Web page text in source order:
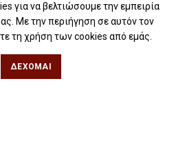
για να βελτιώσουμε την εμπειρία
Με την περιήγηση σε αυτόν τον
τη χρήση των cookies από εμάς.
ΔΈΧΟΜΑΙ